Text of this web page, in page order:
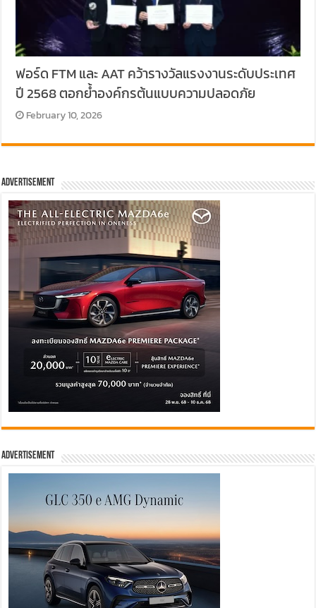
ฟอร์ด FTM และ AAT คว้ารางวัลแรงงานระดับประเทศ
ปี 2568 ตอกย้ำองค์กรต้นแบบความปลอดภัย
February 10, 2026
Advertisement
Advertisement